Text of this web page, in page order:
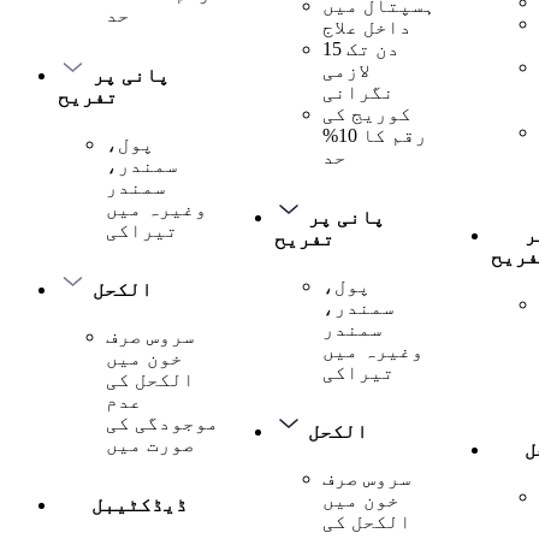
حد
پانی پر
تفریح
پول،
سمندر،
سمندر
وغیرہ میں
تیراکی
الکحل
سروس صرف
خون میں
الکحل کی
عدم
موجودگی کی
صورت میں
ڈیڈکٹیبل
ہسپتال میں
داخل علاج
15 دن تک
لازمی
نگرانی
کوریج کی
رقم کا 10%
حد
پانی پر
تفریح
پول،
سمندر،
سمندر
وغیرہ میں
تیراکی
الکحل
سروس صرف
خون میں
الکحل کی